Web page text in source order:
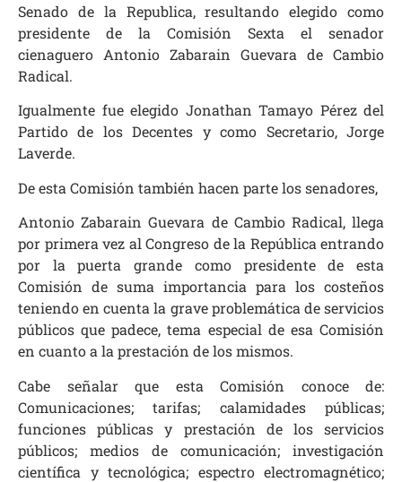
Senado de la Republica, resultando elegido como
presidente de la Comisión Sexta el senador
cienaguero Antonio Zabarain Guevara de Cambio
Radical.
Igualmente fue elegido Jonathan Tamayo Pérez del
Partido de los Decentes y como Secretario, Jorge
Laverde.
De esta Comisión también hacen parte los senadores,
Antonio Zabarain Guevara de Cambio Radical, llega
por primera vez al Congreso de la República entrando
por la puerta grande como presidente de esta
Comisión de suma importancia para los costeños
teniendo en cuenta la grave problemática de servicios
públicos que padece, tema especial de esa Comisión
en cuanto a la prestación de los mismos.
Cabe señalar que esta Comisión conoce de:
Comunicaciones; tarifas; calamidades públicas;
funciones públicas y prestación de los servicios
públicos; medios de comunicación; investigación
científica y tecnológica; espectro electromagnético;